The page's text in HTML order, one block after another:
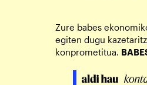
Zure babes
egiten dugu
konprometitua.